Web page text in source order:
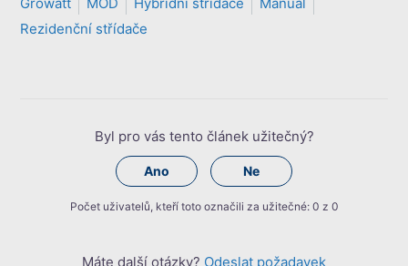
Rezidenční střídače
Byl pro vás tento článek užitečný?
Ano Ne
Počet uživatelů, kteří toto označili za užitečné: 0 z 0
Máte další otázky? Odeslat požadavek